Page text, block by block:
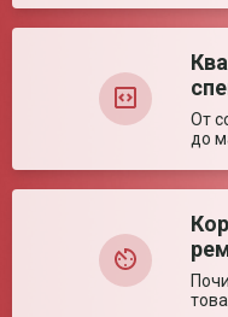
От
до